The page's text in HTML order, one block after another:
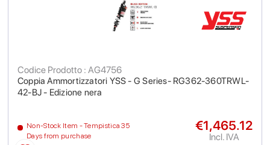
Coppia Ammortizzatori YSS - G Series- RG362-360TRWL-
42-BJ - Edizione nera
Codice Prodotto : AG4756
Non-Stock Item - Tempistica 35
Days from purchase
€1,465.12
Incl. IVA